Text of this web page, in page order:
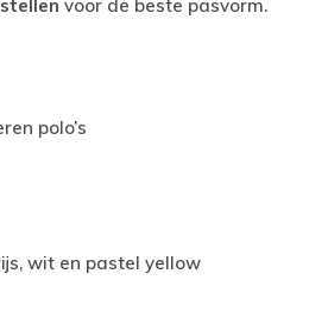
voor de beste pasvorm.
polo’s
wit en pastel yellow